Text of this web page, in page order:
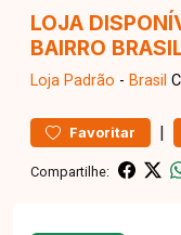
LOJA
BAIRRO
Loja Padrão - Brasil
Favoritar |
Compartilhe: